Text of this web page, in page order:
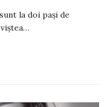
la doi pași de